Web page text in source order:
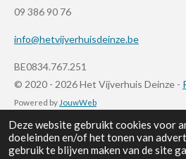
Deze website gebruikt cookies voor
doeleinden en/of het tonen van
gebruik te blijven maken van de site
09 386 90 76
info@hetvijverhuisdeinze.be
BE0834.767.251
© 2020 - 2026 Het Vijverhuis Deinze -
Powered by JouwWeb